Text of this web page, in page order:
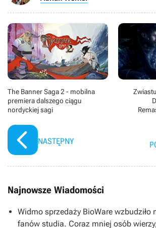
The Banner Saga 2 - mobilna
premiera dalszego ciągu
nordyckiej sagi
NASTĘPNY
Najnowsze Wiadomości
Widmo sprzedaży BioWare wzbudziło
fanów studia. Coraz mniej osób